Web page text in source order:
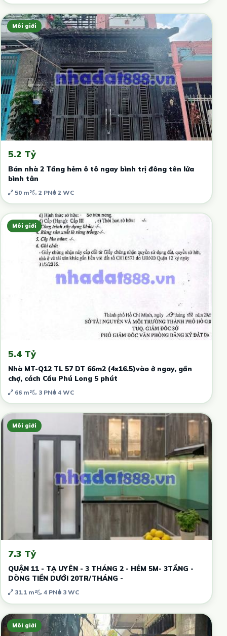
Môi giới
5.2 Tỷ
Bán nhà 2 Tầng hẻm ô tô ngay bình trị đông tên lửa
bình tân
50 m² 2 PN 2 WC
Môi giới
5.4 Tỷ
Nhà MT-Q12 TL 57 DT 66m2 (4x16.5)vào ở ngay, gần
chợ, cách Cầu Phú Long 5 phút
66 m² 3 PN 4 WC
Môi giới
7.3 Tỷ
QUẬN 11 - TẠ UYÊN - 3 THÁNG 2 - HẺM 5M- 3TẦNG -
DÒNG TIỀN DƯỚI 20TR/THÁNG -
31.1 m² 4 PN 3 WC
Môi giới